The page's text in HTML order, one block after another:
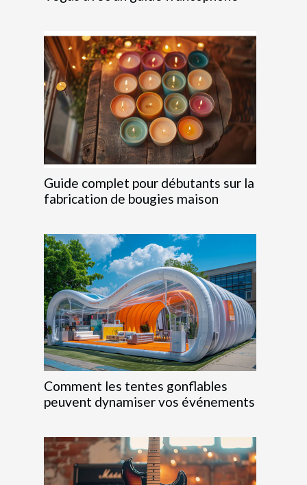
Guide complet pour débutants sur la
fabrication de bougies maison
Comment les tentes gonflables
peuvent dynamiser vos événements